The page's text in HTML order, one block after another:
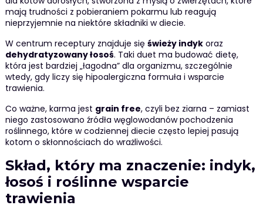
mają trudności z pobieraniem pokarmu lub reagują
nieprzyjemnie na niektóre składniki w diecie.
W centrum receptury znajduje się świeży indykoraz
dehydratyzowany łosoś. Taki duet ma budować dietę,
która jest bardziej „łagodna” dla organizmu, szczególnie
wtedy, gdy liczy się hipoalergiczna formuła i wsparcie
trawienia.
Co ważne, karma jest grain free, czyli bez ziarna – zamiast
niego zastosowano źródła węglowodanów pochodzenia
roślinnego, które w codziennej diecie często lepiej pasują
kotom o skłonnościach do wrażliwości.
Skład, który ma znaczenie: indyk,
łosoś i roślinne wsparcie
trawienia